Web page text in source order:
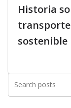
Historia
sostenible